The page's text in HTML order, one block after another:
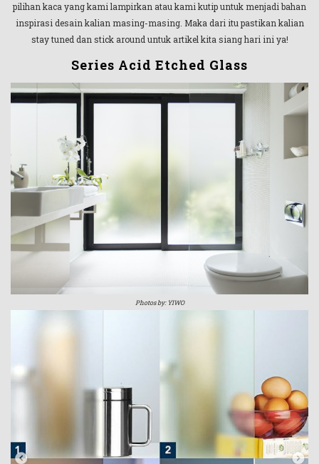
pilihan kaca yang kami lampirkan atau kami kutip untuk menjadi bahan
inspirasi desain kalian masing-masing. Maka dari itu pastikan kalian
stay tuned dan stick around untuk artikel kita siang hari ini ya!
Series Acid Etched Glass
Photos by: YIWO